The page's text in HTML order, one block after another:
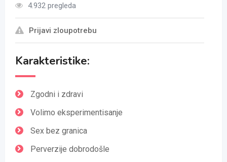
4.932 pregleda
Prijavi zloupotrebu
Karakteristike:
Zgodni i zdravi
Volimo eksperimentisanje
Sex bez granica
Perverzije dobrodošle